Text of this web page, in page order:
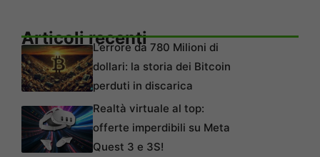
Articoli recentiL’errore da 780 Milioni di
dollari: la storia dei Bitcoin
perduti in discarica
Realtà virtuale al top:
offerte imperdibili su Meta
Quest 3 e 3S!